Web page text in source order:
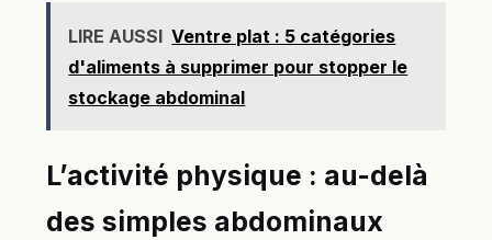
LIRE AUSSI Ventre plat : 5 catégories
d'aliments à supprimer pour stopper le
stockage abdominal
L’activité physique : au-delà
des simples abdominaux